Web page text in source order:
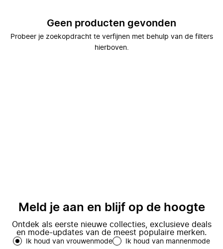
Geen producten gevonden
Probeer je zoekopdracht te verfijnen met behulp van de filters
hierboven.
Meld je aan en blijf op de hoogte
Ontdek als eerste nieuwe collecties, exclusieve deals
en mode-updates van de meest populaire merken.
Ik houd van vrouwenmode Ik houd van mannenmode